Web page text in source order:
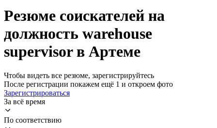
Резюме соискателей на
должность warehouse
supervisor в Артеме
Чтобы видеть все резюме, зарегистрируйтесь
После регистрации покажем ещё 1 и откроем фото
Зарегистрироваться
За всё время
По соответствию